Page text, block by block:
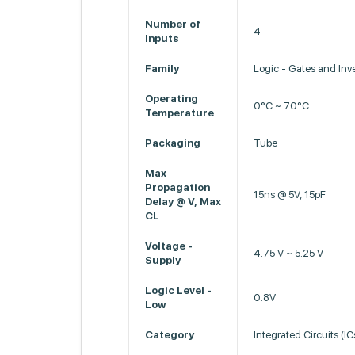
Number of
Inputs
4
Family Logic - Gates and
Operating
Temperature
0°C ~ 70°C
Packaging Tube
Max
Propagation
Delay @ V, Max
CL
15ns @ 5V, 15pF
Voltage -
Supply
4.75 V ~ 5.25 V
Logic Level -
Low
0.8V
Category Integrated Circuits